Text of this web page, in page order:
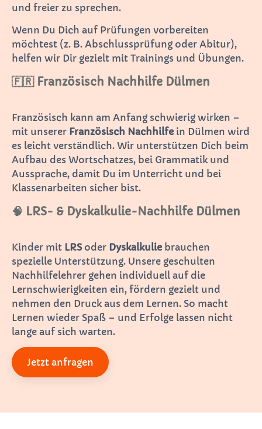
und freier zu sprechen.
Wenn Du Dich auf Prüfungen vorbereiten
möchtest (z. B. Abschlussprüfung oder Abitur),
helfen wir Dir gezielt mit Trainings und Übungen.
🇫🇷 Französisch Nachhilfe Dülmen
Französisch kann am Anfang schwierig wirken –
mit unserer Französisch Nachhilfe in Dülmen wird
es leicht verständlich. Wir unterstützen Dich beim
Aufbau des Wortschatzes, bei Grammatik und
Aussprache, damit Du im Unterricht und bei
Klassenarbeiten sicher bist.
🧠 LRS- & Dyskalkulie-Nachhilfe Dülmen
Kinder mit LRSoder Dyskalkulie brauchen
spezielle Unterstützung. Unsere geschulten
Nachhilfelehrer gehen individuell auf die
Lernschwierigkeiten ein, fördern gezielt und
nehmen den Druck aus dem Lernen. So macht
Lernen wieder Spaß – und Erfolge lassen nicht
lange auf sich warten.
Jetzt anfragen